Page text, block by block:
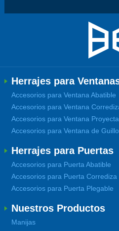
Herrajes para
Accesorios para Ventana Abatible
Accesorios para Ventana
Accesorios para Ventana
Accesorios para Ventana de
Herrajes para Puertas
Accesorios para Puerta Abatible
Accesorios para Puerta Corrediza
Accesorios para Puerta Plegable
Nuestros Productos
Manijas